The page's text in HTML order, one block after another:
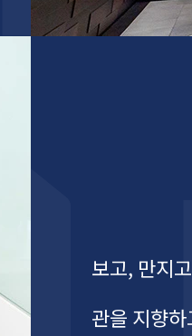
보고, 만지
관을 지향